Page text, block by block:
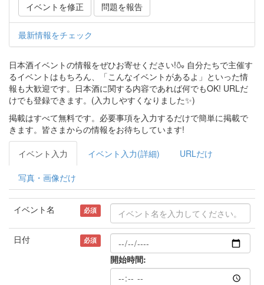
イベントを修正 問題を報告
最新情報をチェック
日本酒イベントの情報をぜひお寄せください!🍶 自分たちで主催す
るイベントはもちろん、「こんなイベントがあるよ」といった情
報も大歓迎です。日本酒に関する内容であれば何でもOK! URLだ
けでも登録できます。(入力しやすくなりました✨)
掲載はすべて無料です。必要事項を入力するだけで簡単に掲載で
きます。皆さまからの情報をお待ちしています!
イベント入力 イベント入力(詳細) URLだけ
写真・画像だけ
イベント名 必須
日付 必須
開始時間: